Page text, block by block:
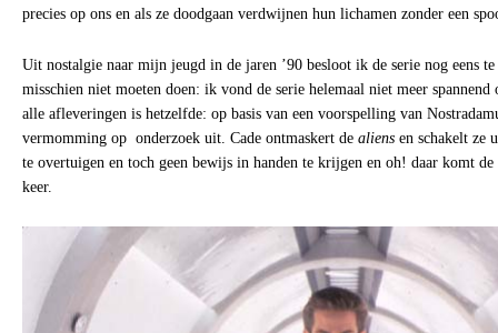
precies op ons en als ze doodgaan verdwijnen hun lichamen zonder een
Uit nostalgie naar mijn jeugd in de jaren ’90 besloot ik de serie nog eens
misschien niet moeten doen: ik vond de serie helemaal niet meer
alle afleveringen is hetzelfde: op basis van een voorspelling van
vermomming op onderzoek uit. Cade ontmaskert de aliens en schakelt ze
te overtuigen en toch geen bewijs in handen te krijgen en oh! daar komt
keer.